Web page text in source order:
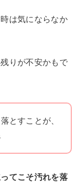
は気にならなか
りが不安かもで
とすことが、
てこそ汚れを落